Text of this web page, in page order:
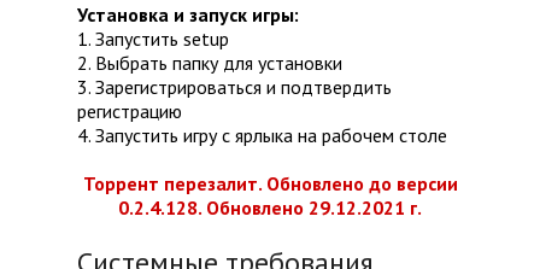
Установка и запуск игры:
1. Запустить setup
2. Выбрать папку для установки
3. Зарегистрироваться и подтвердить
регистрацию
4. Запустить игру с ярлыка на рабочем столе
Торрент перезалит. Обновлено до версии
0.2.4.128. Обновлено 29.12.2021 г.